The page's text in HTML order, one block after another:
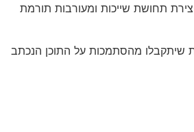
תחושת שייכות ומעורבות תורמת
שיתקבלו מהסתמכות על התוכן הנכתב